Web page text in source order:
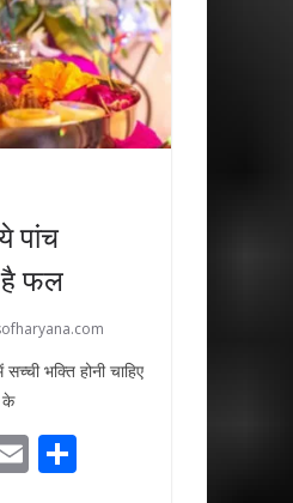
पांच
है फल
भक्ति होनी चाहिए
के
E